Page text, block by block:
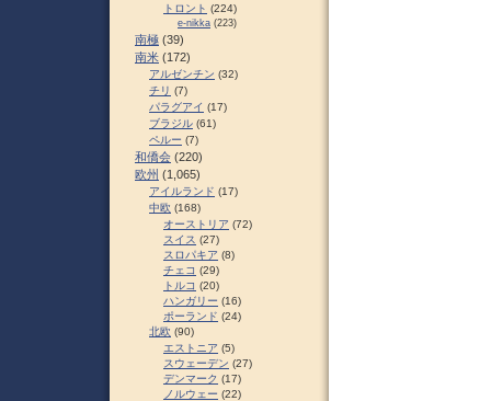
トロント (224)
e-nikka (223)
南極 (39)
南米 (172)
アルゼンチン (32)
チリ (7)
パラグアイ (17)
ブラジル (61)
ペルー (7)
和僑会 (220)
欧州 (1,065)
アイルランド (17)
中欧 (168)
オーストリア (72)
スイス (27)
スロパキア (8)
チェコ (29)
トルコ (20)
ハンガリー (16)
ポーランド (24)
北欧 (90)
エストニア (5)
スウェーデン (27)
デンマーク (17)
ノルウェー (22)